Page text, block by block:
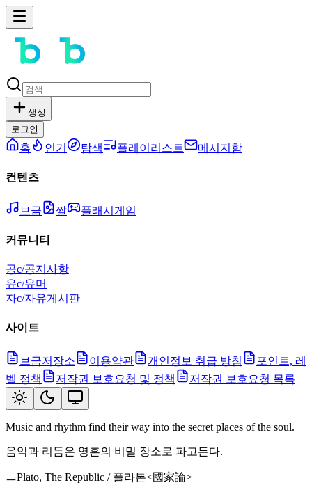
생성
로그인
홈 인기 탐색 플레이리스트 메시지함
컨텐츠
브금 짤 플래시게임
커뮤니티
공c/공지사항
유c/유머
자c/자유게시판
사이트
브금저장소 이용약관 개인정보 취급 방침
포인트, 레
벨 정책
저작권 보호요청 및 정책 저작권 보호요청 목록
Music and rhythm find their way into the secret places of the soul.
음악과 리듬은 영혼의 비밀 장소로 파고든다.
ㅡPlato, The Republic / 플라톤<國家論>